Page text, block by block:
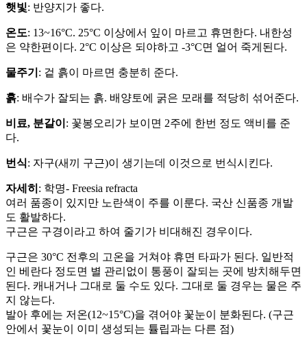
햇빛: 반양지가 좋다.
온도: 13~16°C. 25°C 이상에서 잎이 마르고 휴면한다. 내한성
은 약한편이다. 2°C 이상은 되야하고 -3°C면 얼어 죽게된다.
물주기 : 겉 흙이 마르면 충분히 준다.
흙: 배수가 잘되는 흙. 배양토에 굵은 모래를 적당히 섞어준다.
비료, 분갈이 : 꽃봉오리가 보이면 2주에 한번 정도 액비를 준
다.
번식: 자구(새끼 구근)이 생기는데 이것으로 번식시킨다.
자세히 : 학명- Freesia refracta
여러 품종이 있지만 노란색이 주를 이룬다. 국산 신품종 개발
도 활발하다.
구근은 구경이라고 하여 줄기가 비대해진 경우이다.
구근은 30°C 전후의 고온을 거쳐야 휴면 타파가 된다. 일반적
인 베란다 정도면 별 관리없이 통풍이 잘되는 곳에 방치해두면
된다. 캐내거나 그대로 둘 수도 있다. 그대로 둘 경우는 물은 주
지 않는다.
발아 후에는 저온(12~15°C)을 겪어야 꽃눈이 분화된다. (구근
안에서 꽃눈이 이미 생성되는 튤립과는 다른 점)